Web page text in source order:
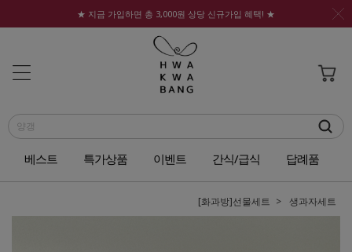
★ 지금 가입하면 총 3,000원 상당 신규가입 혜택! ★
베스트 특가상품 이벤트 간식/급식 답례품
[화과방]선물세트 생과자세트